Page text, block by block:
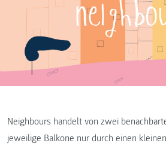
Neighbours handelt von zwei
jeweilige Balkone nur durch einen